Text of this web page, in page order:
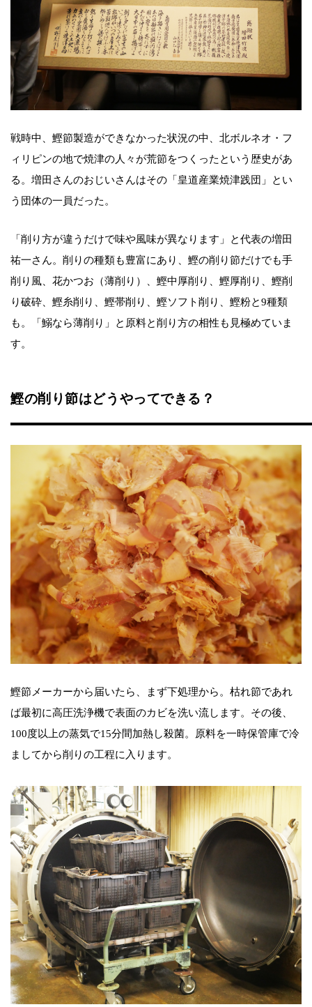
戦時中、鰹節製造ができなかった状況の中、北ボルネオ・フ
ィリピンの地で焼津の人々が荒節をつくったという歴史があ
る。増田さんのおじいさんはその「皇道産業焼津践団」とい
う団体の一員だった。
「削り方が違うだけで味や風味が異なります」と代表の増田
祐一さん。削りの種類も豊富にあり、鰹の削り節だけでも手
削り風、花かつお（薄削り）、鰹中厚削り、鰹厚削り、鰹削
り破砕、鰹糸削り、鰹帯削り、鰹ソフト削り、鰹粉と9種類
も。「鰯なら薄削り」と原料と削り方の相性も見極めていま
す。
鰹の削り節はどうやってできる？
鰹節メーカーから届いたら、まず下処理から。枯れ節であれ
ば最初に高圧洗浄機で表面のカビを洗い流します。その後、
100度以上の蒸気で15分間加熱し殺菌。原料を一時保管庫で冷
ましてから削りの工程に入ります。